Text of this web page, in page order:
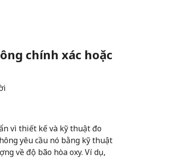
chính xác hoặc
vì thiết kế và kỹ thuật đo
yêu cầu nó bằng kỹ thuật
về độ bão hòa oxy. Ví dụ,